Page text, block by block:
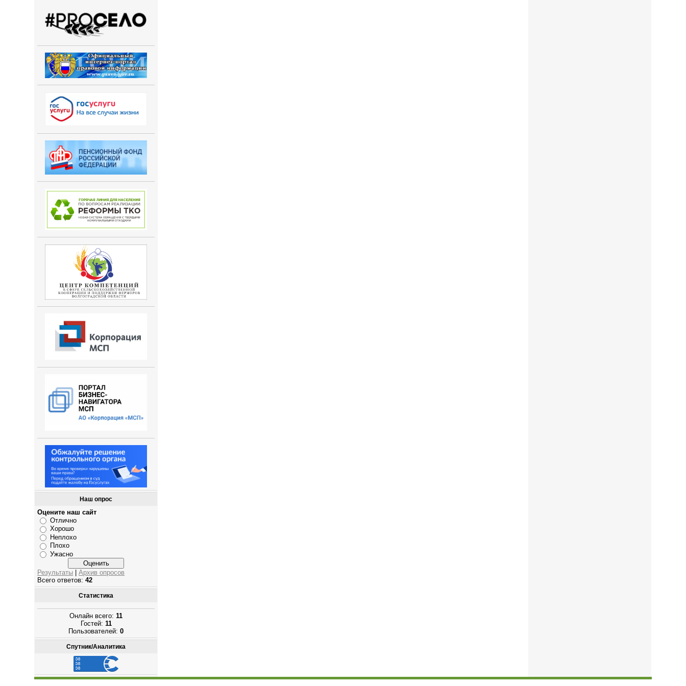
Наш опрос
Оцените наш сайт
Отлично
Хорошо
Неплохо
Плохо
Ужасно
Результаты |Архив опросов
Всего ответов:42
Статистика
Онлайн всего:11
Гостей: 11
Пользователей:0
Спутник/Аналитика